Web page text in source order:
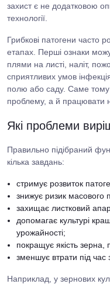
захист є не додатковою
технології.
Грибкові патогени часто
етапах. Перші ознаки
плями на листі, наліт,
сприятливих умов
полю або саду. Саме
проблему, а й працювати
Які проблеми
Правильно підібраний
кілька завдань:
стримує розвиток
знижує ризик
захищає листковий
допомагає культурі
урожайності;
покращує якість зерна,
зменшує втрати під час
Наприклад, у зернових